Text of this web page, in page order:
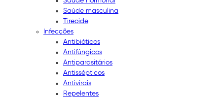
Saúde masculina
Tireoide
Infecções
Antibióticos
Antifúngicos
Antiparasitários
Antissépticos
Antivirais
Repelentes